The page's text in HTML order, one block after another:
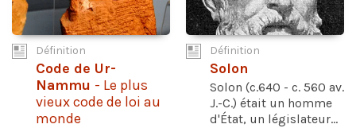
Définition
Code de Ur-
Nammu - Le plus
vieux code de loi au
monde
Définition
Solon
Solon (c.640 - c. 560 av.
J.-C.) était un homme
d'État, un législateur...